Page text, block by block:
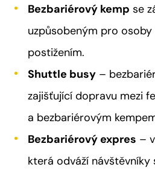
Bezbariérový kemp se
uzpůsobeným pro
postižením.
Shuttle busy –
zajišťující dopravu mezi
a bezbariérovým
Bezbariérový expres –
která odváží návštěvníky